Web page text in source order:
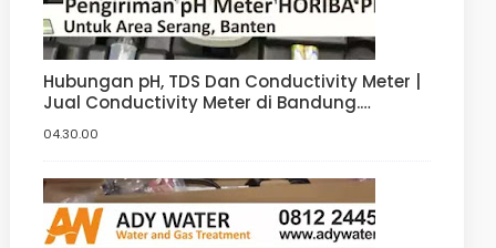
Hubungan pH, TDS Dan Conductivity Meter |
Jual Conductivity Meter di Bandung.
Tangerang, Bogor, Jakarta
04.30.00